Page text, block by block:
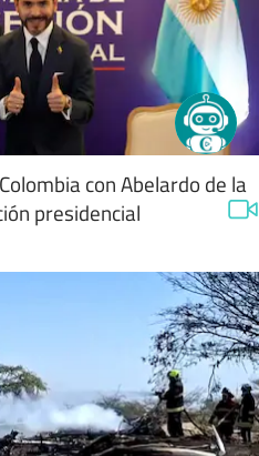
con Abelardo de la
presidencial